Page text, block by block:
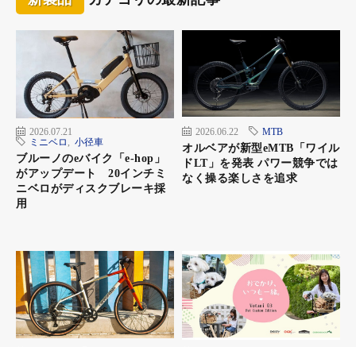
IQ2テクノロジーとは
2026.07.21
ミニベロ
小径車
ブルーノのeバイク「e-hop」
がアップデート 20インチミ
ニベロがディスクブレーキ採
用
2026.06.22 MTB
オルベアが新型eMTB「ワイル
ドLT」を発表 パワー競争では
なく操る楽しさを追求